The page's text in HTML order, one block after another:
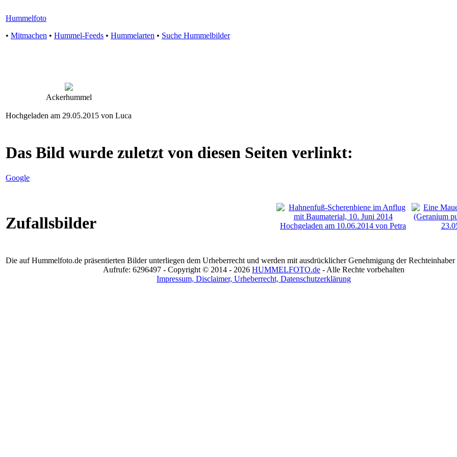
Hummelfoto
• Mitmachen • Hummel-Feeds • Hummelarten • Suche Hummelbilder
Ackerhummel
Hochgeladen am 29.05.2015 von Luca
Das Bild wurde zuletzt von diesen Seiten verlinkt:
Google
Zufallsbilder
Die auf Hummelfoto.de präsentierten Bilder unterliegen dem Urheberrecht und werden mit ausdrücklicher Genehmigung der
Aufrufe: 6296497 - Copyright © 2014 - 2026 HUMMELFOTO.de - Alle Rechte vorbehalten
Impressum, Disclaimer, Urheberrecht, Datenschutzerklärung